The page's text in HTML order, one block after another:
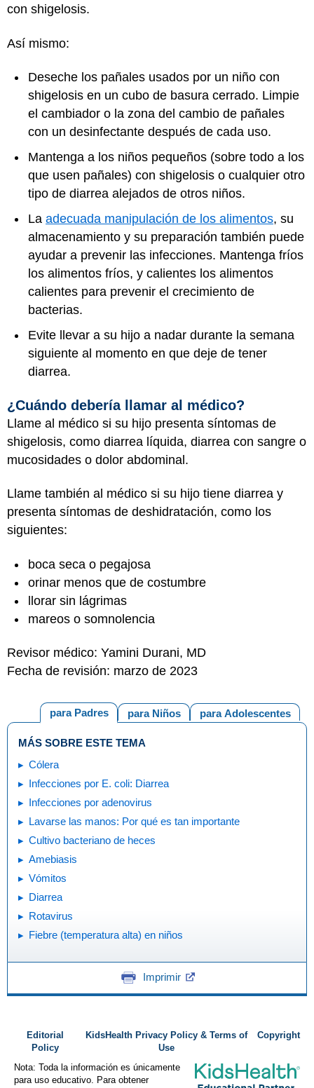
con shigelosis.
Así mismo:
Deseche los pañales usados por un niño con
shigelosis en un cubo de basura cerrado. Limpie
el cambiador o la zona del cambio de pañales
con un desinfectante después de cada uso.
Mantenga a los niños pequeños (sobre todo a los
que usen pañales) con shigelosis o cualquier otro
tipo de diarrea alejados de otros niños.
La adecuada manipulación de los alimentos, su
almacenamiento y su preparación también puede
ayudar a prevenir las infecciones. Mantenga fríos
los alimentos fríos, y calientes los alimentos
calientes para prevenir el crecimiento de
bacterias.
Evite llevar a su hijo a nadar durante la semana
siguiente al momento en que deje de tener
diarrea.
¿Cuándo debería llamar al médico?
Llame al médico si su hijo presenta síntomas de
shigelosis, como diarrea líquida, diarrea con sangre o
mucosidades o dolor abdominal.
Llame también al médico si su hijo tiene diarrea y
presenta síntomas de deshidratación, como los
siguientes:
boca seca o pegajosa
orinar menos que de costumbre
llorar sin lágrimas
mareos o somnolencia
Revisor médico: Yamini Durani, MD
Fecha de revisión: marzo de 2023
para Adolescentes
para Niños
para Padres
MÁS SOBRE ESTE TEMA
Cólera
Infecciones por E. coli: Diarrea
Infecciones por adenovirus
Lavarse las manos: Por qué es tan importante
Cultivo bacteriano de heces
Amebiasis
Vómitos
Diarrea
Rotavirus
Fiebre (temperatura alta) en niños
Imprimir
Editorial
Policy
KidsHealth Privacy Policy & Terms of
Use
Copyright
Nota: Toda la información es únicamente
para uso educativo. Para obtener